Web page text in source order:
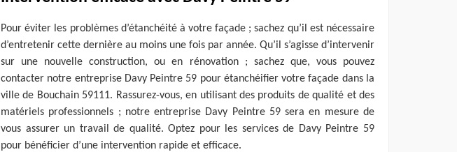
Pour éviter les problèmes d’étanchéité à votre façade ; sachez qu’il est nécessaire
d’entretenir cette dernière au moins une fois par année. Qu’il s’agisse d’intervenir
sur une nouvelle construction, ou en rénovation ; sachez que, vous pouvez
contacter notre entreprise Davy Peintre 59 pour étanchéifier votre façade dans la
ville de Bouchain 59111. Rassurez-vous, en utilisant des produits de qualité et des
matériels professionnels ; notre entreprise Davy Peintre 59 sera en mesure de
vous assurer un travail de qualité. Optez pour les services de Davy Peintre 59
pour bénéficier d’une intervention rapide et efficace.